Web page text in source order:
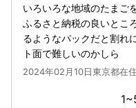
いろいろな地域のたまご
ふるさと納税の良いとこ
るようなパックだと割れ
ト面で難しいのかしら
2024年02月10日東京都在住